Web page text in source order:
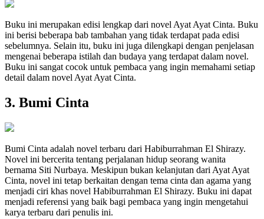
Buku ini merupakan edisi lengkap dari novel Ayat Ayat Cinta. Buku
ini berisi beberapa bab tambahan yang tidak terdapat pada edisi
sebelumnya. Selain itu, buku ini juga dilengkapi dengan penjelasan
mengenai beberapa istilah dan budaya yang terdapat dalam novel.
Buku ini sangat cocok untuk pembaca yang ingin memahami setiap
detail dalam novel Ayat Ayat Cinta.
3. Bumi Cinta
Bumi Cinta adalah novel terbaru dari Habiburrahman El Shirazy.
Novel ini bercerita tentang perjalanan hidup seorang wanita
bernama Siti Nurbaya. Meskipun bukan kelanjutan dari Ayat Ayat
Cinta, novel ini tetap berkaitan dengan tema cinta dan agama yang
menjadi ciri khas novel Habiburrahman El Shirazy. Buku ini dapat
menjadi referensi yang baik bagi pembaca yang ingin mengetahui
karya terbaru dari penulis ini.